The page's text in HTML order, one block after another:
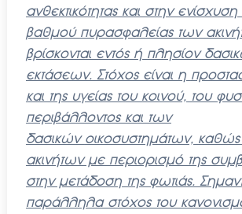
ανθεκτικότητας και στην ενίσχυση
βαθμού πυρασφαλείας των
βρίσκονται εντός ή πλησίον
εκτάσεων. Στόχος είναι η
και της υγείας του κοινού, του
περιβάλλοντος και των
δασικώνοικοσυστημάτων, καθώς
ακινήτων με περιορισμό της
στην μετάδοση της φωτιάς.
παράλληλα στόχος του